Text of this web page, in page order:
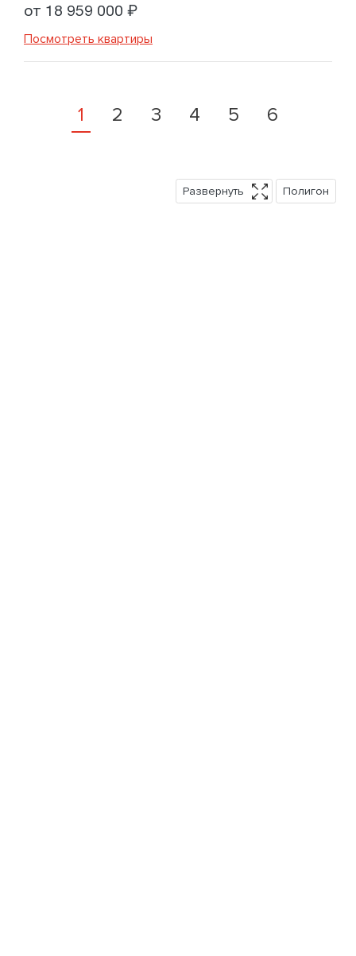
от 18 959 000 ₽
Посмотреть квартиры
1 2 3 4 5 6
Развернуть Полигон